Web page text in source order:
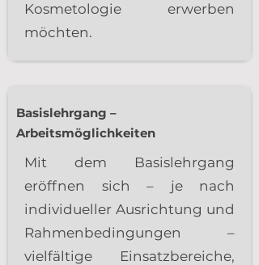
Kosmetologie erwerben
möchten.
Basislehrgang –
Arbeitsmöglichkeiten
Mit dem Basislehrgang
eröffnen sich – je nach
individueller Ausrichtung und
Rahmenbedingungen –
vielfältige Einsatzbereiche,